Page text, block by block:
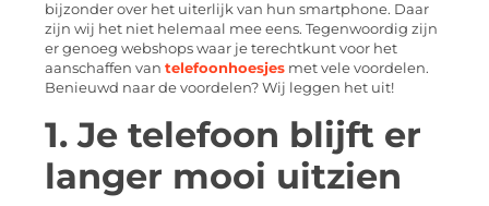
bijzonder over het uiterlijk van hun smartphone. Daar
zijn wij het niet helemaal mee eens. Tegenwoordig zijn
er genoeg webshops waar je terechtkunt voor het
aanschaffen van telefoonhoesjes met vele voordelen.
Benieuwd naar de voordelen? Wij leggen het uit!
1. Je telefoon blijft er
langer mooi uitzien